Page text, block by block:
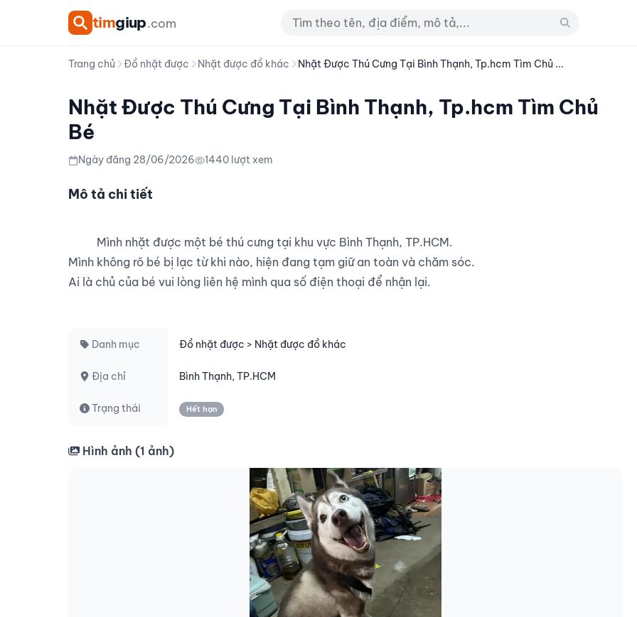
timgiup.com
Trang chủ Đồ nhặt được Nhặt được đồ khác Nhặt Được Thú Cưng Tại Bình Thạnh, Tp.hcm Tìm Chủ ...
Nhặt Được Thú Cưng Tại Bình Thạnh, Tp.hcm Tìm Chủ
Bé
Ngày đăng 28/06/2026 1440 lượt xem
Mô tả chi tiết
Mình không rõ bé bị lạc từ khi nào, hiện đang tạm giữ an toàn và chăm sóc.
Ai là chủ của bé vui lòng liên hệ mình qua số điện thoại để nhận lại.
Danh mục Đồ nhặt được > Nhặt được đồ khác
Địa chỉ Bình Thạnh, TP.HCM
Trạng thái Hết hạn
Hình ảnh (1 ảnh)